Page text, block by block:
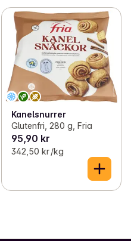
Kanelsnurrer
Glutenfri, 280 g, Fria
95,90 kr
342,50 kr /kg